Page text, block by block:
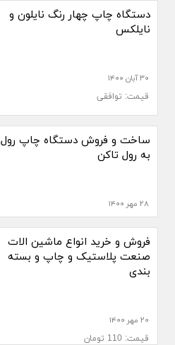
دستگاه چاپ چهار رنگ نایلون و
نایلکس
۳۰ آبان ۱۴۰۰
قیمت: توافقی
ساخت و فروش دستگاه چاپ رول
به رول تاکن
۲۸ مهر ۱۴۰۰
فروش و خرید انواع ماشین الات
صنعت پلاستیک و چاپ و بسته
بندی
۲۰ مهر ۱۴۰۰
قیمت: 110 تومان